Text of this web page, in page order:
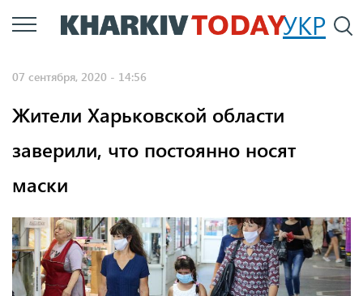
Перейти
к
УКР
07 сентября, 2020 - 14:56
Жители Харьковской области
заверили, что постоянно носят
маски